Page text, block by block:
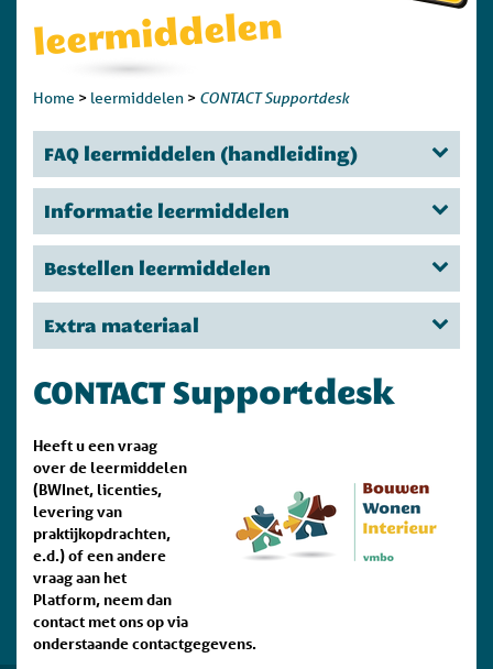
leermiddelen
Home > leermiddelen > CONTACT Supportdesk
FAQ leermiddelen (handleiding)
Informatie leermiddelen
Bestellen leermiddelen
Extra materiaal
CONTACT Supportdesk
Heeft u een vraag
over de leermiddelen
(BWInet, licenties,
levering van
praktijkopdrachten,
e.d.) of een andere
vraag aan het
Platform, neem dan
contact met ons op via
onderstaande contactgegevens.